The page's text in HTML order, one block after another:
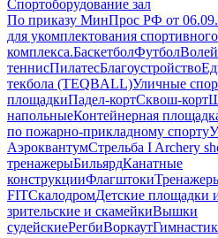
Спортоборудование зал
По приказу МинПрос РФ от
для укомплектования спортивного
комплекса.БаскетболФутбол
теннисПилатесБлагоустройство
текбола (TEQBALL)Уличные
площадкиПадел-кортСквош-корт
напольныеКонтейнерная
по пожарно-прикладному спорту
АэроквантумСтрельба I Archery
тренажерыБильярдКанатные
конструкцииФлагштоки
FITСкалодромДетские площадки
зрительские и скамейкиВышки
судейскиеРегбиВоркаут